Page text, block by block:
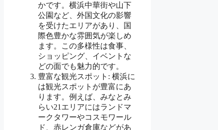
かです。横浜中華街や山下
公園など、外国文化の影響
を受けたエリアがあり、国
際色豊かな雰囲気が楽しめ
ます。この多様性は食事、
ショッピング、イベントな
どの面でも魅力的です。
豊富な観光スポット: 横浜に
は観光スポットが豊富にあ
ります。例えば、みなとみ
らい21エリアにはランドマ
ークタワーやコスモワール
ド、赤レンガ倉庫などがあ